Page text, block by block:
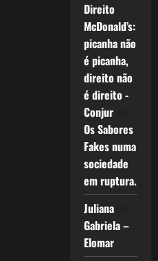
Direito
McDonald’s:
picanha não
é picanha,
direito não
é direito -
Conjurem
Os Sabores
Fakes numa
sociedade
em ruptura.
Julianaem
Gabriela –
Elomar